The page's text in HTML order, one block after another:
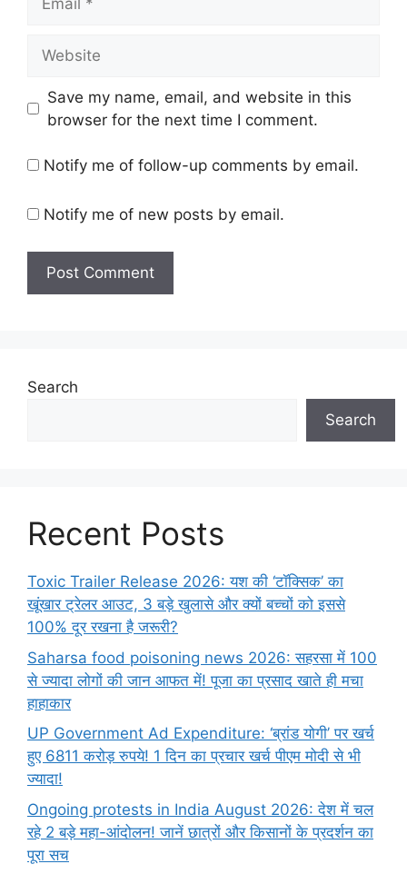
Save my name, email, and website in this
browser for the next time I comment.
Notify me of follow-up comments by email.
Notify me of new posts by email.
Search
Search
Recent Posts
Toxic Trailer Release 2026: यश की ‘टॉक्सिक’ का
खूंखार ट्रेलर आउट, 3 बड़े खुलासे और क्यों बच्चों को इससे
100% दूर रखना है जरूरी?
Saharsa food poisoning news 2026: सहरसा में 100
से ज्यादा लोगों की जान आफत में! पूजा का प्रसाद खाते ही मचा
हाहाकार
UP Government Ad Expenditure: ‘ब्रांड योगी’ पर खर्च
हुए 6811 करोड़ रुपये! 1 दिन का प्रचार खर्च पीएम मोदी से भी
ज्यादा!
Ongoing protests in India August 2026: देश में चल
रहे 2 बड़े महा-आंदोलन! जानें छात्रों और किसानों के प्रदर्शन का
पूरा सच